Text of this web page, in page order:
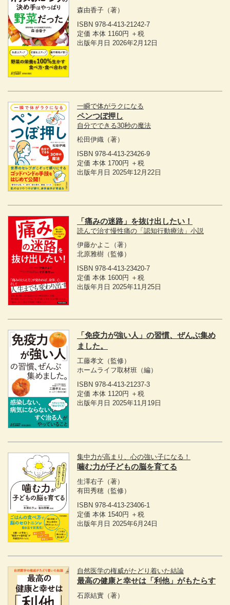
森由香子 （著）
ISBN 978-4-413-21242-7
定価 本体 1160円 ＋税
出版年月日 2026年2月12日
一瞬で体がラクになる
ペンつぼ押し
自分でできる30秒の魔法
松田伊織 （著）
ISBN 978-4-413-23426-9
定価 本体 1700円 ＋税
出版年月日 2025年12月22日
「痛みの迷路」を抜け出したい！
読んで治す慢性痛の「認知行動療法」小説
伊藤かよこ
（著）
北原雅樹 （監修）
ISBN 978-4-413-23420-7
定価 本体 1600円 ＋税
出版年月日 2025年11月25日
「免疫力が強い人」の習慣、ぜんぶ集め
ました。
工藤孝文 （監修）
ホームライフ取材班 （編）
ISBN 978-4-413-21237-3
定価 本体 1120円 ＋税
出版年月日 2025年11月19日
集中力が高まり、心の強い子になる！
噛む力が子どもの脳を育てる
生澤右子 （著）
有田秀穂 （監修）
ISBN 978-4-413-23406-1
定価 本体 1540円 ＋税
出版年月日 2025年6月24日
自然医学の権威がたどり着いた結論
最高の健康と幸せは「利他」がもたらす
石原結實 （著）